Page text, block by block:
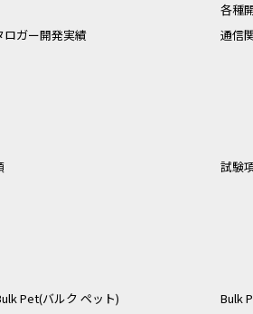
各種
ガー開発実績
通信
試験
Pet(バルク ペット)
Bulk